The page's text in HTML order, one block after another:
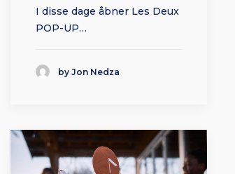
I disse dage åbner Les Deux
POP-UP…
by Jon Nedza